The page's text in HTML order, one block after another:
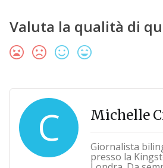
Valuta la qualità di
C Michelle
Giornalista
presso la